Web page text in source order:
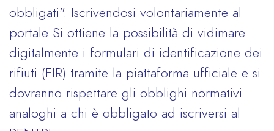
obbligati". Iscrivendosi volontariamente al
portale Si ottiene la possibilità di vidimare
digitalmente i formulari di identificazione dei
rifiuti (FIR) tramite la piattaforma ufficiale e si
dovranno rispettare gli obblighi normativi
analoghi a chi è obbligato ad iscriversi al